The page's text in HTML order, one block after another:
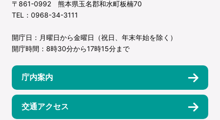
〒861-0992 熊本県玉名郡和水町板楠70
TEL：0968-34-3111
開庁日：月曜日から金曜日（祝日、年末年始を除く）
開庁時間：8時30分から17時15分まで
庁内案内
交通アクセス